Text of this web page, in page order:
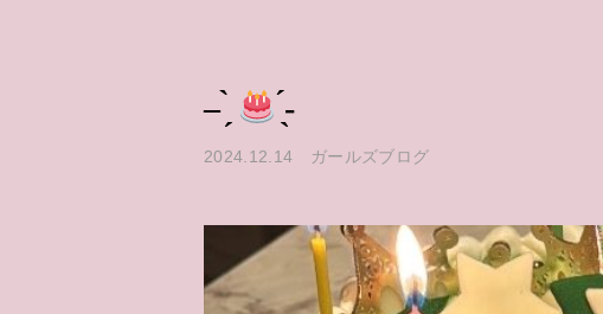
– ̗̀ ̖́-
2024.12.14 ガールズブログ